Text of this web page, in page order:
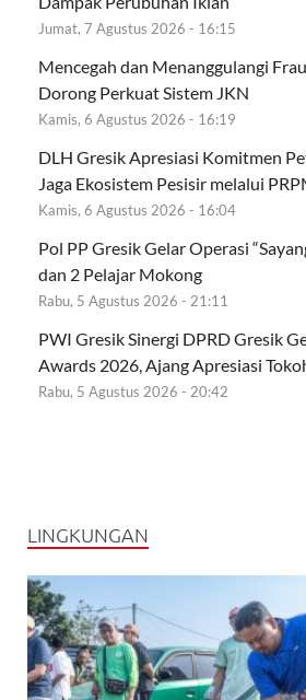
Jumat, 7 Agustus 2026 - 16:15
Mencegah dan Menanggulangi
Dorong Perkuat Sistem JKN
Kamis, 6 Agustus 2026 - 16:19
DLH Gresik Apresiasi Komitmen
Jaga Ekosistem Pesisir melalui
Kamis, 6 Agustus 2026 - 16:04
Pol PP Gresik Gelar Operasi
dan 2 Pelajar Mokong
Rabu, 5 Agustus 2026 - 21:11
PWI Gresik Sinergi DPRD Gresik
Awards 2026, Ajang Apresiasi
Rabu, 5 Agustus 2026 - 20:42
LINGKUNGAN